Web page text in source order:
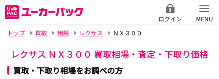
ログイン
MENU
トップ
買取 相場 レクサス ＮＸ３００
レクサス ＮＸ３００ 買取相場・査定・下取り価格
買取・下取り相場をお調べの方